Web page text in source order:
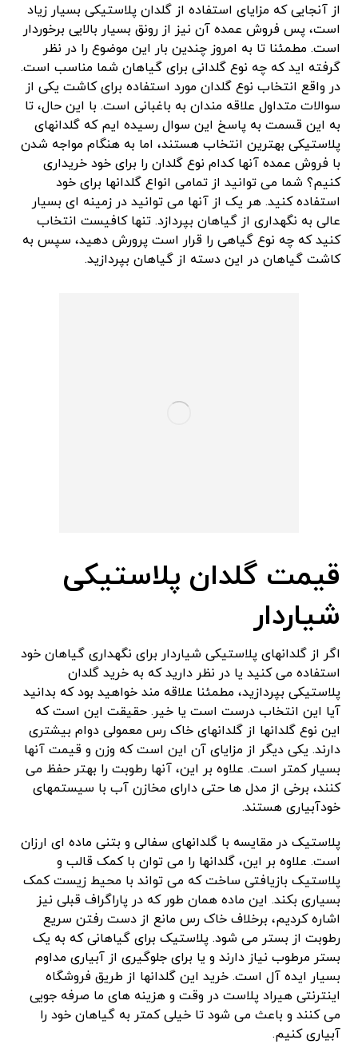
از آنجایی که مزایای استفاده از گلدان پلاستیکی بسیار زیاد
است، پس فروش عمده آن نیز از رونق بسیار بالایی برخوردار
است. مطمئنا تا به امروز چندین بار این موضوع را در نظر
گرفته اید که چه نوع گلدانی برای گیاهان شما مناسب است.
در واقع انتخاب نوع گلدان مورد استفاده برای کاشت یکی از
سوالات متداول علاقه مندان به باغبانی است. با این حال، تا
به این قسمت به پاسخ این سوال رسیده ایم که گلدانهای
پلاستیکی بهترین انتخاب هستند، اما به هنگام مواجه شدن
با فروش عمده آنها کدام نوع گلدان را برای خود خریداری
کنیم؟ شما می توانید از تمامی انواع گلدانها برای خود
استفاده کنید. هر یک از آنها می توانید در زمینه ای بسیار
عالی به نگهداری از گیاهان بپردازد. تنها کافیست انتخاب
کنید که چه نوع گیاهی را قرار است پرورش دهید، سپس به
کاشت گیاهان در این دسته از گیاهان بپردازید.
قیمت گلدان پلاستیکی
شیاردار
اگر از گلدانهای پلاستیکی شیاردار برای نگهداری گیاهان خود
استفاده می کنید یا در نظر دارید که به خرید گلدان
پلاستیکی بپردازید، مطمئنا علاقه مند خواهید بود که بدانید
آیا این انتخاب درست است یا خیر. حقیقت این است که
این نوع گلدانها از گلدانهای خاک رس معمولی دوام بیشتری
دارند. یکی دیگر از مزایای آن این است که وزن و قیمت آنها
بسیار کمتر است. علاوه بر این، آنها رطوبت را بهتر حفظ می
کنند، برخی از مدل ها حتی دارای مخازن آب با سیستمهای
خودآبیاری هستند.
پلاستیک در مقایسه با گلدانهای سفالی و بتنی ماده ای ارزان
است. علاوه بر این، گلدانها را می توان با کمک قالب و
پلاستیک بازیافتی ساخت که می تواند با محیط زیست کمک
بسیاری بکند. این ماده همان طور که در پاراگراف قبلی نیز
اشاره کردیم، برخلاف خاک رس مانع از دست رفتن سریع
رطوبت از بستر می شود. پلاستیک برای گیاهانی که به یک
بستر مرطوب نیاز دارند و یا برای جلوگیری از آبیاری مداوم
بسیار ایده آل است. خرید این گلدانها از طریق فروشگاه
اینترنتی هیراد پلاست در وقت و هزینه های ما صرفه جویی
می کنند و باعث می شود تا خیلی کمتر به گیاهان خود را
آبیاری کنیم.